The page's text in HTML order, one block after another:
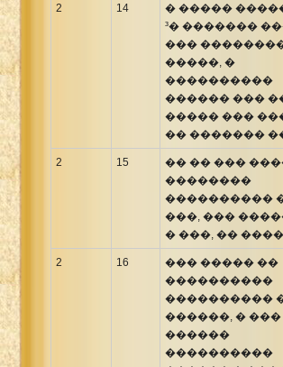
2 14
� �����
³� �������
���
�����, �
����������
������ ���
����� ���
�� �������
2 15
�� �� ���
��������
����������
���, ���
� ���, ��
2 16
��� ����� ��
����������
����������
������, � ���
������
����������